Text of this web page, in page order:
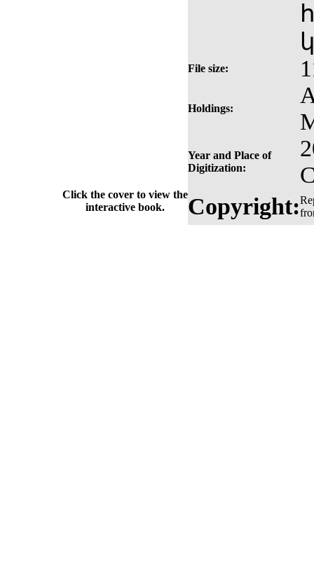
File size:
Holdings:
Year and Place of
Digitization:
Click the cover to view the
interactive book.
Copyright: